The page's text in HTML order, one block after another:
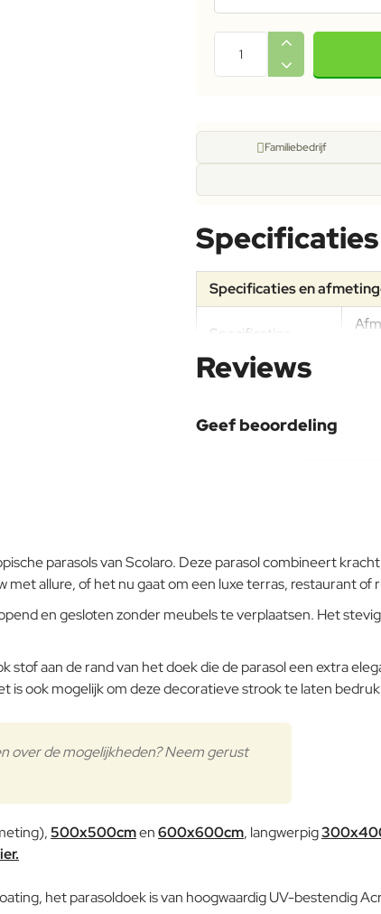
Familiebedrijf
Specificaties
Specificaties en
Specificaties
Materiaal
Aluminium
Reviews
Geef beoordeling
Note:
Waardering:
parasols van Scolaro. Deze parasol combineert
allure, of het nu gaat om een luxe terras, restaurant of
en gesloten zonder meubels te verplaatsen. Het
stof aan de rand van het doek die de parasol een extra
is ook mogelijk om deze decoratieve strook te laten
over de mogelijkheden? Neem gerust
500x500cmen600x600cm, langwerpig
het parasoldoek is van hoogwaardig UV-bestendig